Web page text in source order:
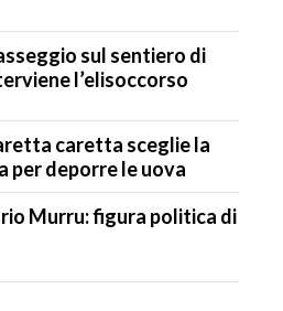
sul sentiero di
l’elisoccorso
caretta sceglie la
per deporre le uova
Murru: figura politica di